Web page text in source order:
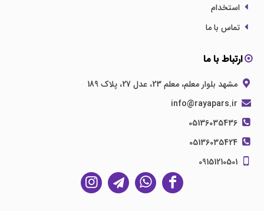
استخدام
تماس با ما
ارتباط با ما
مشهد بلوار معلم، معلم 23، عدل 27، پلاک 189
05136035436
05136035424
09151210501